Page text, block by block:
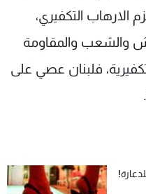
في 2006 سنهزم الارهاب التكفيري،
والشعب والمقاومة
فلبنان عصي على